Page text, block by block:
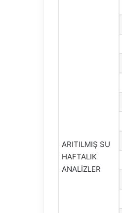
ARITILMIŞ SU
HAFTALIK
ANALİZLER